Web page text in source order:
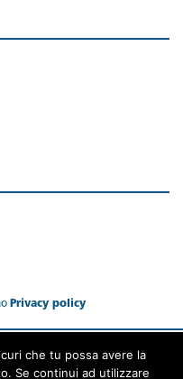
Privacy policy
che tu possa avere la
Se continui ad utilizzare